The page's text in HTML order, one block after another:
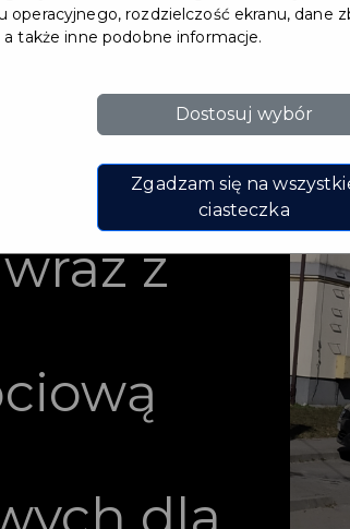
z
operacyjnego, rozdzielczość ekranu, dane
a także inne podobne informacje.
Dostosuj wybór
Zgadzam się na
ciasteczka